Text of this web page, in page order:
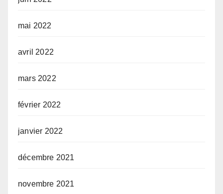
mai 2022
avril 2022
mars 2022
février 2022
janvier 2022
décembre 2021
novembre 2021